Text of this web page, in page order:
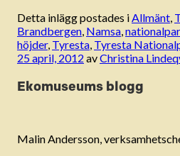
Detta inlägg postades iAllmänt,
Brandbergen, Namsa,
höjder, Tyresta, Tyresta
25 april, 2012 avChristina
Ekomuseums blogg
Malin Andersson,